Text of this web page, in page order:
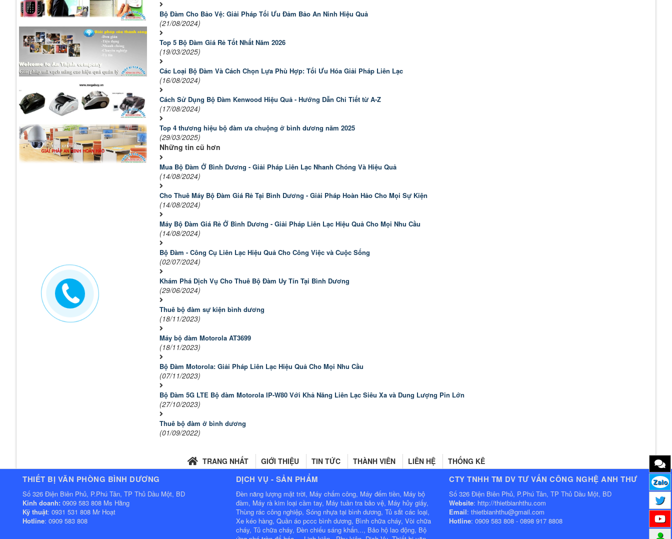
Bộ Đàm Cho Bảo Vệ: Giải Pháp Tối Ưu Đảm Bảo An Ninh Hiệu Quả
(21/08/2024)
Top 5 Bộ Đàm Giá Rẻ Tốt Nhất Năm 2026
(19/03/2025)
Các Loại Bộ Đàm Và Cách Chọn Lựa Phù Hợp: Tối Ưu Hóa Giải Pháp Liên Lạc
(16/08/2024)
Cách Sử Dụng Bộ Đàm Kenwood Hiệu Quả - Hướng Dẫn Chi Tiết từ A-Z
(17/08/2024)
Top 4 thương hiệu bộ đàm ưa chuộng ở bình dương năm 2025
(29/03/2025)
Những tin cũ hơn
Mua Bộ Đàm Ở Bình Dương - Giải Pháp Liên Lạc Nhanh Chóng Và Hiệu Quả
(14/08/2024)
Cho Thuê Máy Bộ Đàm Giá Rẻ Tại Bình Dương - Giải Pháp Hoàn Hảo Cho Mọi Sự Kiện
(14/08/2024)
Máy Bộ Đàm Giá Rẻ Ở Bình Dương - Giải Pháp Liên Lạc Hiệu Quả Cho Mọi Nhu Cầu
(14/08/2024)
Bộ Đàm - Công Cụ Liên Lạc Hiệu Quả Cho Công Việc và Cuộc Sống
(02/07/2024)
Khám Phá Dịch Vụ Cho Thuê Bộ Đàm Uy Tín Tại Bình Dương
(29/06/2024)
Thuê bộ đàm sự kiện bình dương
(18/11/2023)
Máy bộ đàm Motorola AT3699
(18/11/2023)
Bộ Đàm Motorola: Giải Pháp Liên Lạc Hiệu Quả Cho Mọi Nhu Cầu
(07/11/2023)
Bộ Đàm 5G LTE Bộ đàm Motorola IP-W80 Với Khả Năng Liên Lạc Siêu Xa và Dung Lượng Pin Lớn
(27/10/2023)
Thuê bộ đàm ở bình dương
(01/09/2022)
TRANG NHẤT GIỚI THIỆU TIN TỨC THÀNH VIÊN LIÊN HỆ THỐNG KÊ
Zalo
THIẾT BỊ VĂN PHÒNG BÌNH DƯƠNG
Số 326 Điện Biên Phủ, P.Phú Tân, TP Thủ Dầu Một, BD
Kinh doanh: 0909 583 808 Ms Hằng
Kỹ thuật: 0931 531 808 Mr Hoạt
Hotline: 0909 583 808
DỊCH VỤ - SẢN PHẨM
Đèn năng lượng mặt trời, Máy chấm công, Máy đếm tiền, Máy bộ
đàm, Máy rà kim loại cầm tay, Máy tuần tra bảo vệ, Máy hủy giấy,
Thùng rác công nghiệp, Sóng nhựa tại bình dương, Tủ sắt các loại,
Xe kéo hàng, Quần áo pccc bình dương, Bình chữa cháy, Vòi chữa
cháy, Tủ chữa cháy, Đèn chiếu sáng khẩn..., Bảo hộ lao động, Bộ
CTY TNHH TM DV TƯ VẤN CÔNG NGHỆ ANH THƯ
Số 326 Điện Biên Phủ, P.Phú Tân, TP Thủ Dầu Một, BD
Website: http://thietbianhthu.com
Email: thietbianhthu@gmail.com
Hotline: 0909 583 808 - 0898 917 8808